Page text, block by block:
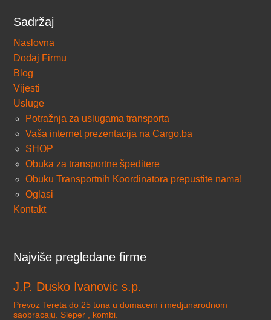
Sadržaj
Naslovna
Dodaj Firmu
Blog
Vijesti
Usluge
Potražnja za uslugama transporta
Vaša internet prezentacija na Cargo.ba
SHOP
Obuka za transportne špeditere
Obuku Transportnih Koordinatora prepustite nama!
Oglasi
Kontakt
Najviše pregledane firme
J.P. Dusko Ivanovic s.p.
Prevoz Tereta do 25 tona u domacem i medjunarodnom
saobracaju. Sleper , kombi.